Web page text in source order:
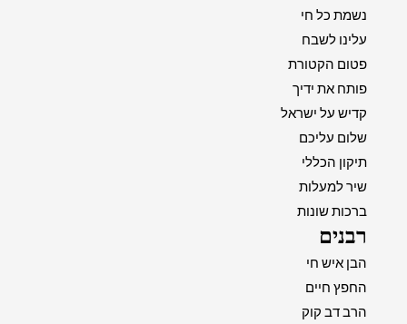
נשמת כל חי
עלינו לשבח
פטום הקטורת
פותח את ידיך
קדיש על ישראל
שלום עליכם
תיקון הכללי
שיר למעלות
ברכות שונות
רבנים
הבן איש חי
החפץ חיים
הרב דב קוק